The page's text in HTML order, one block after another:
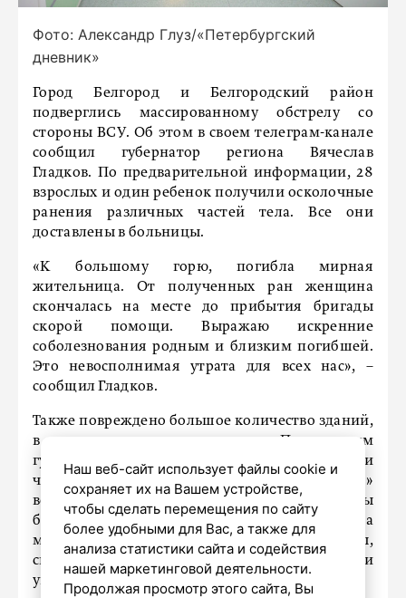
Фото: Александр Глуз/«Петербургский
дневник»
Город Белгород и Белгородский район
подверглись массированному обстрелу со
стороны ВСУ. Об этом в своем телеграм-канале
сообщил губернатор региона Вячеслав
Гладков. По предварительной информации, 28
взрослых и один ребенок получили осколочные
ранения различных частей тела. Все они
доставлены в больницы.
«К большому горю, погибла мирная
жительница. От полученных ран женщина
скончалась на месте до прибытия бригады
скорой помощи. Выражаю искренние
соболезнования родным и близким погибшей.
Это невосполнимая утрата для всех нас», –
сообщил Гладков.
Также повреждено большое количество зданий,
в том числе жилые дома. По данным
губернатора, 22 многоквартирных дома и
четыре коммерческих объекта были «задеты»
во время обстрела. Кроме того, повреждены
больницы, спортивный центр и школа. На
местах работают оперативные службы,
специалисты строительных организаций и
управляющих компаний.
Наш веб-сайт использует файлы cookie и
сохраняет их на Вашем устройстве,
чтобы сделать перемещения по сайту
более удобными для Вас, а также для
анализа статистики сайта и содействия
нашей маркетинговой деятельности.
Продолжая просмотр этого сайта, Вы